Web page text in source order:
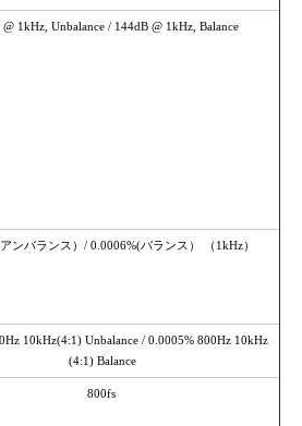
@ 1kHz, Unbalance / 144dB @ 1kHz, Balance
ンバランス）/ 0.0006%(バランス） （1kHz）
10kHz(4:1) Unbalance / 0.0005% 800Hz 10kHz
(4:1) Balance
800fs